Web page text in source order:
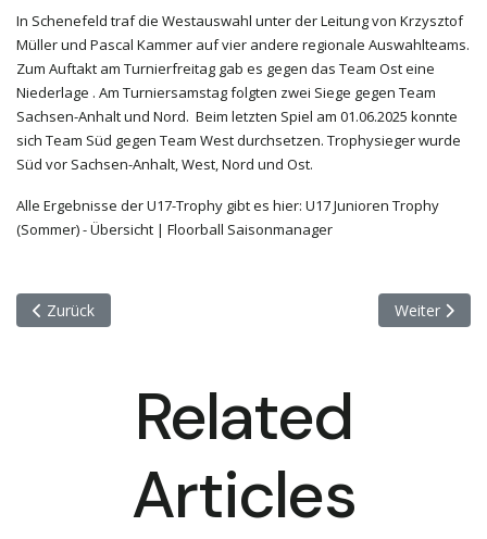
In Schenefeld traf die Westauswahl unter der Leitung von Krzysztof
Müller und Pascal Kammer auf vier andere regionale Auswahlteams.
Zum Auftakt am Turnierfreitag gab es gegen das Team Ost eine
Niederlage . Am Turniersamstag folgten zwei Siege gegen Team
Sachsen-Anhalt und Nord. Beim letzten Spiel am 01.06.2025 konnte
sich Team Süd gegen Team West durchsetzen. Trophysieger wurde
Süd vor Sachsen-Anhalt, West, Nord und Ost.
Alle Ergebnisse der U17-Trophy gibt es hier: U17 Junioren Trophy
(Sommer) - Übersicht | Floorball Saisonmanager
Vorheriger Beitrag: Interview Mit Dem Hessischen Trainer
Zurück Nächster
Weiter
Related
Articles